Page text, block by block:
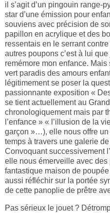
il s’agit d’un pingouin range-
star d’une émission pour
souviens avec précision de
papillon en acrylique et des
ressentais en le serrant
autres poupons c’est à lui
remémore mon enfance.
vert paradis des amours
légitimement se poser la
passionnante exposition «
se tient actuellement au
chronologiquement mais par
l’enfance » « l’illusion de la
garçon »…), elle nous offre
temps à travers une galerie
Convoquant successivement
elle nous émerveille avec des
fantastique maison de
aussi réfléchir sur la portée
de cette panoplie de prêtre
Pas sérieux le jouet ?